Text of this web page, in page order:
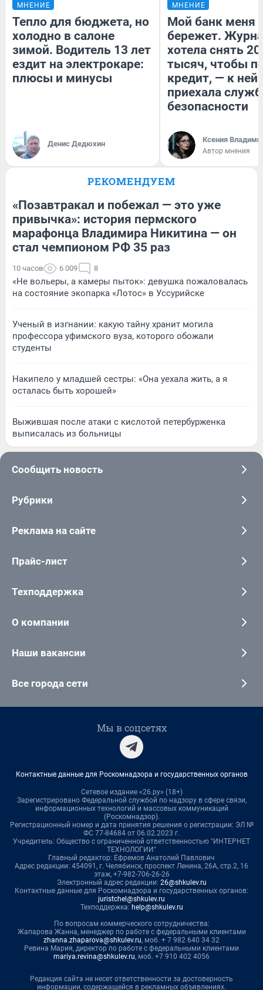
МНЕНИЕ
Тепло для бюджета, но
холодно в салоне
зимой. Водитель 13 лет
ездит на электрокаре:
плюсы и минусы
Денис Дедюхин
МНЕНИЕ
Мой банк меня
бережет.
хотела снять
тысяч, чтобы
кредит, — к
приехала
безопасности
Ксения
Автор мнения
РЕКОМЕНДУЕМ
«Позавтракал и побежал — это уже
привычка»: история пермского
марафонца Владимира Никитина — он
стал чемпионом РФ 35 раз
10 часов 6 009 8
«Не вольеры, а камеры пыток»: девушка пожаловалась
на состояние экопарка «Лотос» в Уссурийске
Ученый в изгнании: какую тайну хранит могила
профессора уфимского вуза, которого обожали
студенты
Накипело у младшей сестры: «Она уехала жить, а я
осталась быть хорошей»
Выжившая после атаки с кислотой петербурженка
выписалась из больницы
Сообщить новость
Рубрики
Реклама на сайте
Прайс-лист
Техподдержка
О компании
Наши вакансии
Все города сети
Мы в соцсетях
Контактные данные для Роскомнадзора и государственных органов
Сетевое издание «26.ру» (18+)
Зарегистрировано Федеральной службой по надзору в сфере связи,
информационных технологий и массовых коммуникаций
(Роскомнадзор).
Регистрационный номер и дата принятия решения о регистрации: ЭЛ №
ФС 77-84684 от 06.02.2023 г.
Учредитель: Общество с ограниченной ответственностью "ИНТЕРНЕТ
ТЕХНОЛОГИИ"
Главный редактор: Ефремов Анатолий Павлович
Адрес редакции: 454091, г. Челябинск, проспект Ленина, 26А, стр.2, 16
этаж, +7-982-706-26-26
Электронный адрес редакции: 26@shkulev.ru
Контактные данные для Роскомнадзора и государственных органов:
juristchel@shkulev.ru
Техподдержка: help@shkulev.ru
По вопросам коммерческого сотрудничества:
Жапарова Жанна, менеджер по работе с федеральными клиентами
zhanna.zhaparova@shkulev.ru, моб. + 7 982 640 34 32
Ревина Мария, директор по работе с федеральными клиентами
mariya.revina@shkulev.ru, моб. +7 910 402 4056
Редакция сайта не несет ответственности за достоверность
информации, содержащейся в рекламных объявлениях.